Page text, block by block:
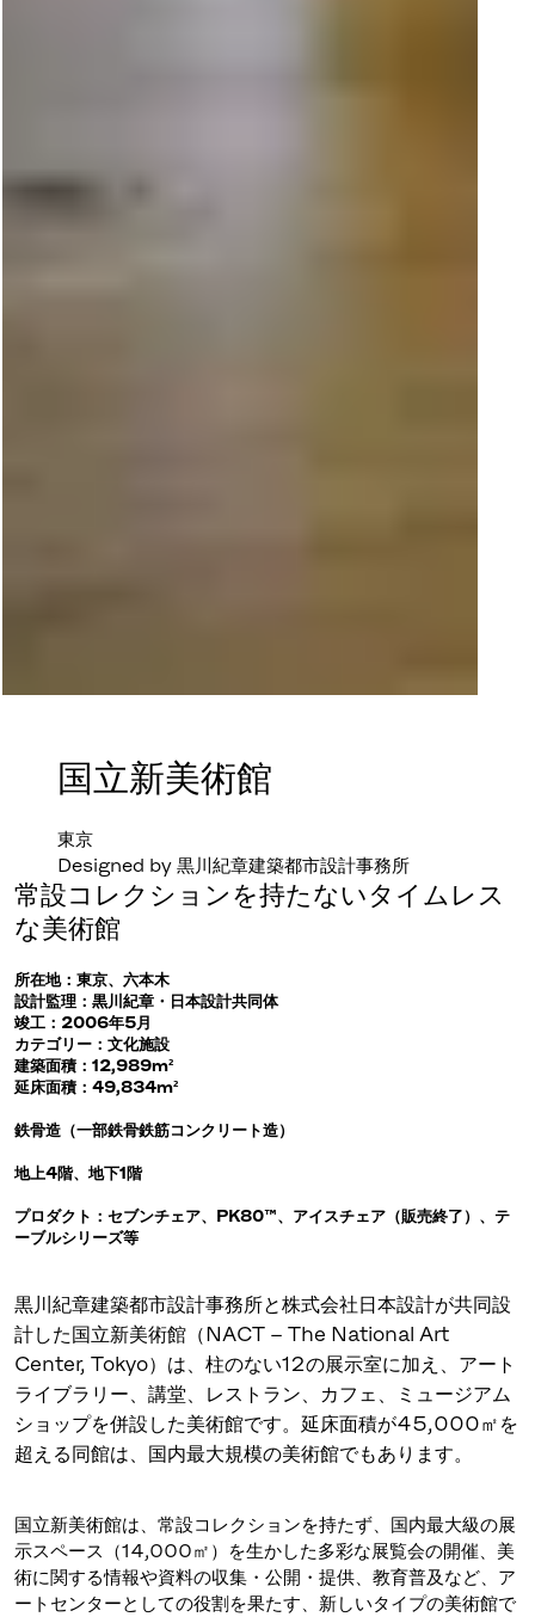
国立新美術館
東京
Designed by 黒川紀章建築都市設計事務所
常設コレクションを持たないタイムレス
な美術館
所在地：東京、六本木
設計監理：黒川紀章・日本設計共同体
竣工：2006年5月
カテゴリー：文化施設
建築面積：12,989m²
延床面積：49,834m²
鉄骨造（一部鉄骨鉄筋コンクリート造）
地上4階、地下1階
プロダクト：セブンチェア、PK80™、アイスチェア（販売終了）、テ
ーブルシリーズ等
黒川紀章建築都市設計事務所と株式会社日本設計が共同設
計した国立新美術館（NACT – The National Art
Center, Tokyo）は、柱のない12の展示室に加え、アート
ライブラリー、講堂、レストラン、カフェ、ミュージアム
ショップを併設した美術館です。延床面積が45,000㎡を
超える同館は、国内最大規模の美術館でもあります。
国立新美術館は、常設コレクションを持たず、国内最大級の展
示スペース（14,000㎡）を生かした多彩な展覧会の開催、美
術に関する情報や資料の収集・公開・提供、教育普及など、ア
ートセンターとしての役割を果たす、新しいタイプの美術館で